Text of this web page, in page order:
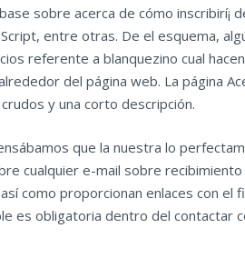
sobre acerca de cómo inscribirí¡
entre otras. De el esquema,
referente a blanquezino cual
del página web. La página
y una corto descripción.
que la nuestra lo
cualquier e-mail sobre recibimiento
como proporcionan enlaces con el
es obligatoria dentro del contactar